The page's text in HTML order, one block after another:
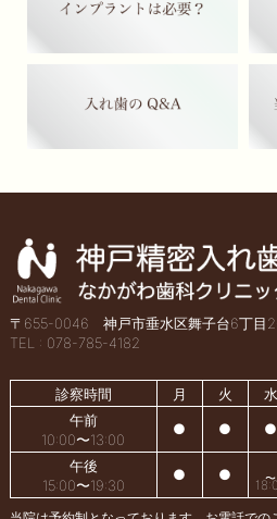
〒655-0046 神戸市垂水区舞子台6丁目
TEL : 078-785-4182
診察時間 月 火 水
午前
10:00〜13:00
● ● ●
午後
15:00〜19:30
● ●